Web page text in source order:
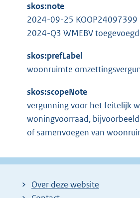
skos:note
2024-09-25 KOOP24097399
2024-Q3 WMEBV toegevoegd
skos:prefLabel
woonruimte
skos:scopeNote
vergunning voor het feitelijk
woningvoorraad,
of samenvoegen van
Over deze website